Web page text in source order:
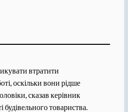
втратити
оскільки вони рідше
сказав керівник
будівельного товариства.